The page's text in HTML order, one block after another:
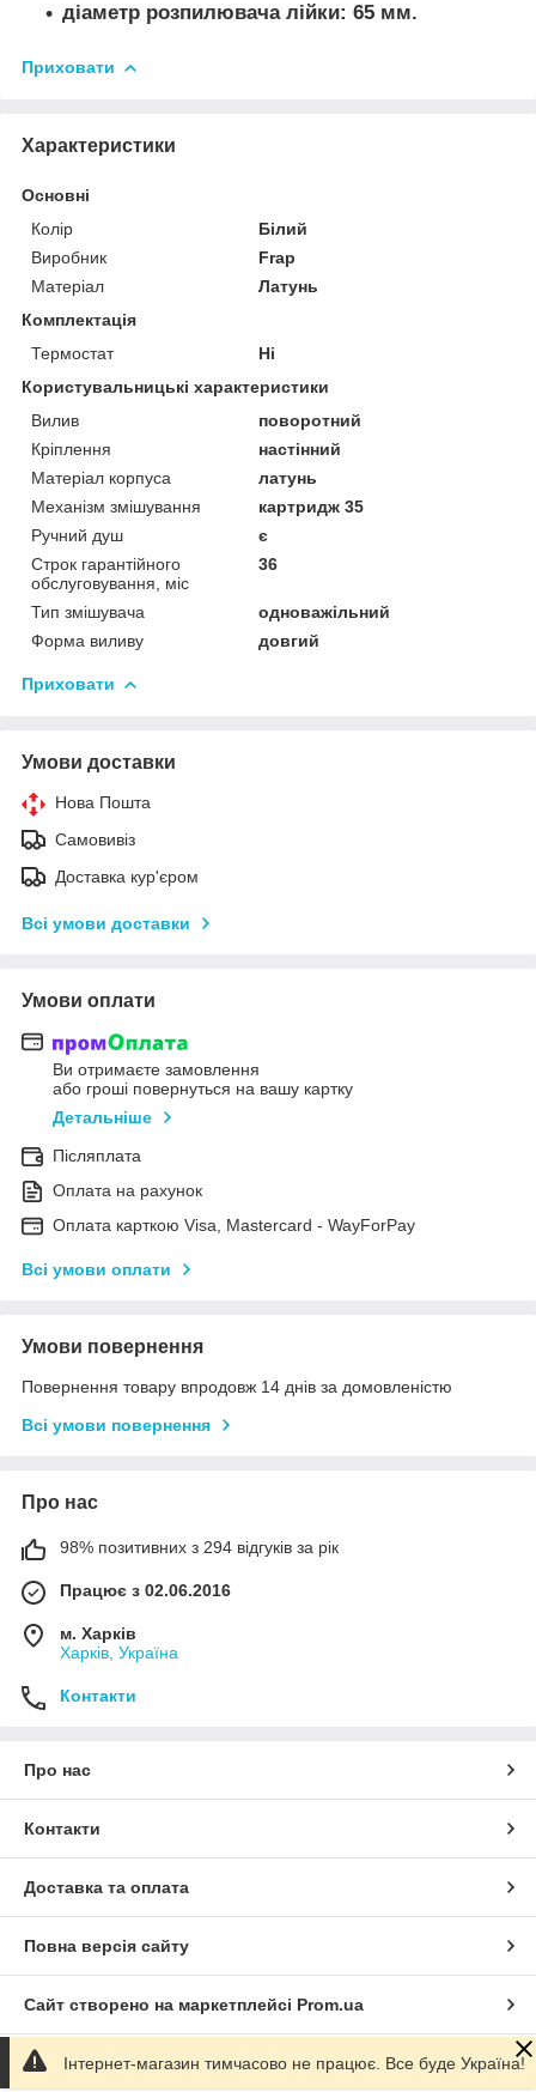
діаметр розпилювача лійки: 65 мм.
Приховати
Характеристики
Основні
Колір
Білий
Виробник
Frap
Матеріал
Латунь
Комплектація
Термостат
Ні
Користувальницькі характеристики
Вилив
поворотний
Крiплення
настінний
Матеріал корпуса
латунь
Механізм змішування
картридж 35
Ручний душ
є
Строк гарантійного
обслуговування, міс
36
Тип змішувача
одноважільний
Форма виливу
довгий
Приховати
Умови доставки
Нова Пошта
Самовивіз
Доставка кур'єром
Всі умови доставки
Умови оплати
Ви отримаєте замовлення
або гроші повернуться на вашу картку
Детальніше
Післяплата
Оплата на рахунок
Оплата карткою Visa, Mastercard - WayForPay
Всі умови оплати
Умови повернення
Повернення товару впродовж 14 днів за домовленістю
Всі умови повернення
Про нас
98% позитивних з 294 відгуків за рік
Працює з 02.06.2016
м. Харків
Харків, Україна
Контакти
Про нас
Контакти
Доставка та оплата
Повна версія сайту
Сайт створено на маркетплейсі Prom.ua
Політика конфіденційності
Інтернет-магазин тимчасово не працює. Все буде Україна!